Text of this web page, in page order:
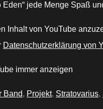
Eden“ jede Menge Spaß
Inhalt von YouTube
Datenschutzerklärung von
immer anzeigen
Band, Projekt, Stratovarius,